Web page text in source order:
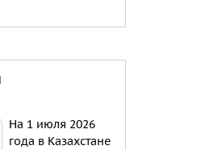
На 1 июля 2026
года в Казахстане